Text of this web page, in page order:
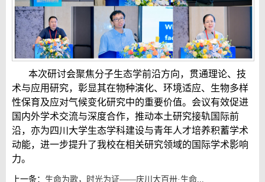
本次研讨会聚焦分子生态学前沿方向，贯通理论、技
术与应用研究，彰显其在物种演化、环境适应、生物多样
性保育及应对气候变化研究中的重要价值。会议有效促进
国内外学术交流与深度合作，推动本土研究接轨国际前
沿，亦为四川大学生态学科建设与青年人才培养积蓄学术
动能，进一步提升了我校在相关研究领域的国际学术影响
力。
上一条： 生命为歌，时光为证——庆川大百卅·生命...